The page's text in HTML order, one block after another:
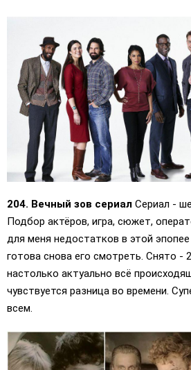
204. Вечный зов сериал Сериал -
Подбор актёров, игра, сюжет,
для меня недостатков в этой
готова снова его смотреть. Снято -
настолько актуально всё
чувствуется разница во времени.
всем.